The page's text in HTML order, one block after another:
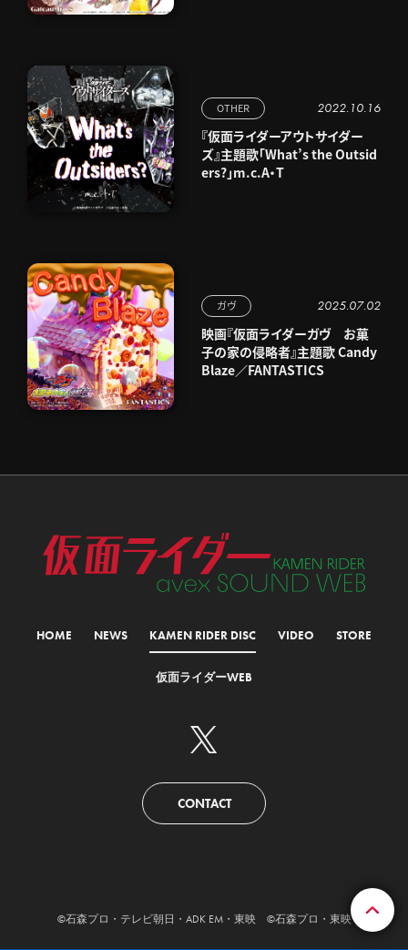
2022.10.16
OTHER
『仮面ライダーアウトサイダー
ズ』主題歌「What’s the Outsid
ers?」m.c.A・T
2025.07.02
ガヴ
映画『仮面ライダーガヴ お菓
子の家の侵略者』主題歌 Candy
Blaze／FANTASTICS
HOME NEWS KAMEN RIDER DISC VIDEO STORE
仮面ライダーWEB
CONTACT
©石森プロ・テレビ朝日・ADK EM・東映 ©石森プロ・東映